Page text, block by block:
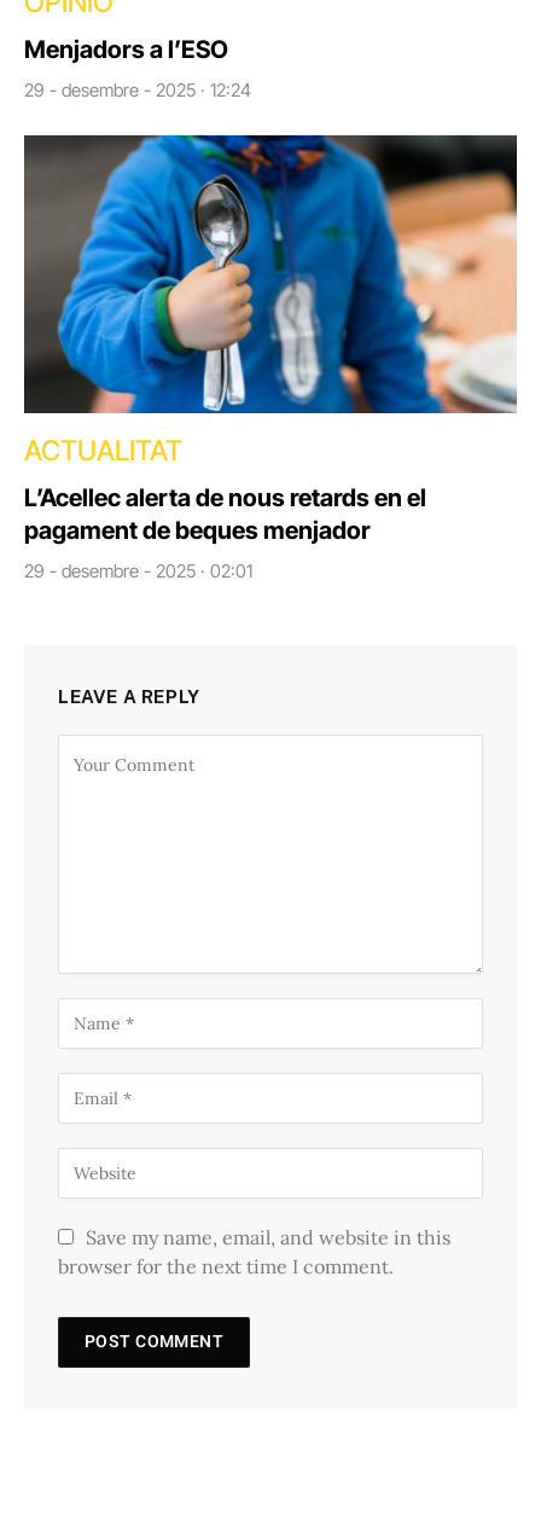
Menjadors a l’ESO
29 - desembre - 2025 · 12:24
ACTUALITAT
L’Acellec alerta de nous retards en el
pagament de beques menjador
29 - desembre - 2025 · 02:01
LEAVE A REPLY
Save my name, email, and website in this
browser for the next time I comment.